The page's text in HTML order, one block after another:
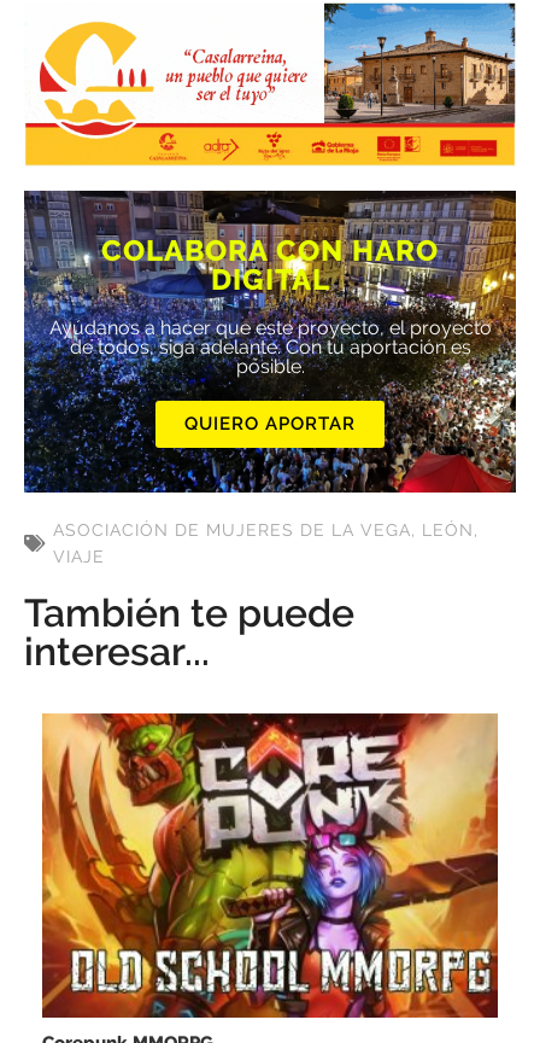
COLABORA CON HARO
DIGITAL
Ayúdanos a hacer que este proyecto, el proyecto
de todos, siga adelante. Con tu aportación es
posible.
QUIERO APORTAR
ASOCIACIÓN DE MUJERES DE LA VEGA, LEÓN,
VIAJE
También te puede
interesar...